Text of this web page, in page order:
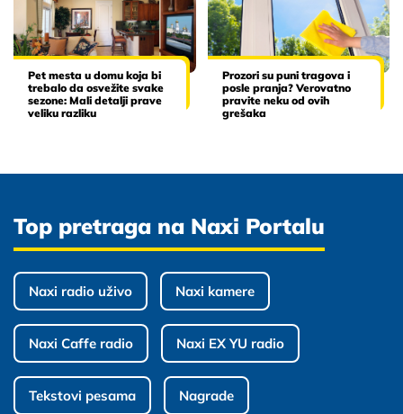
Pet mesta u domu koja bi
trebalo da osvežite svake
sezone: Mali detalji prave
veliku razliku
Prozori su puni tragova i
posle pranja? Verovatno
pravite neku od ovih
grešaka
Top pretraga na Naxi Portalu
Naxi radio uživo Naxi kamere
Naxi Caffe radio Naxi EX YU radio
Tekstovi pesama Nagrade